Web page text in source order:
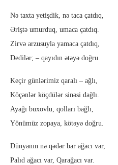
Nə taxta yetişdik, nə taca çatdıq,
Əriştə umurduq, umaca çatdıq.
Zirvə arzusuyla yamaca çatdıq,
Dedilər; – qayıdın ətəyə doğru.
Keçir günlərimiz qaralı – ağlı,
Köçənlər köçdülər sinəsi dağlı.
Ayağı buxovlu, qolları bağlı,
Yönümüz zopaya, kötəyə doğru.
Dünyanın nə qədər bar ağacı var,
Palıd ağacı var, Qarağacı var.